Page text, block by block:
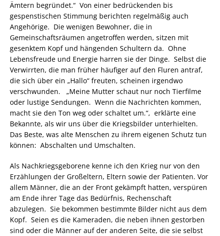
Ämtern begründet.“ Von einer bedrückenden bis
gespenstischen Stimmung berichten regelmäßig auch
Angehörige. Die wenigen Bewohner, die in
Gemeinschaftsräumen angetroffen werden, sitzen mit
gesenktem Kopf und hängenden Schultern da. Ohne
Lebensfreude und Energie harren sie der Dinge. Selbst die
Verwirrten, die man früher häufiger auf den Fluren antraf,
die sich über ein „Hallo“ freuten, scheinen irgendwo
verschwunden. „Meine Mutter schaut nur noch Tierfilme
oder lustige Sendungen. Wenn die Nachrichten kommen,
macht sie den Ton weg oder schaltet um.“, erklärte eine
Bekannte, als wir uns über die Kriegsbilder unterhielten.
Das Beste, was alte Menschen zu ihrem eigenen Schutz tun
können: Abschalten und Umschalten.
Als Nachkriegsgeborene kenne ich den Krieg nur von den
Erzählungen der Großeltern, Eltern sowie der Patienten. Vor
allem Männer, die an der Front gekämpft hatten, verspüren
am Ende ihrer Tage das Bedürfnis, Rechenschaft
abzulegen. Sie bekommen bestimmte Bilder nicht aus dem
Kopf. Seien es die Kameraden, die neben ihnen gestorben
sind oder die Männer auf der anderen Seite, die sie selbst